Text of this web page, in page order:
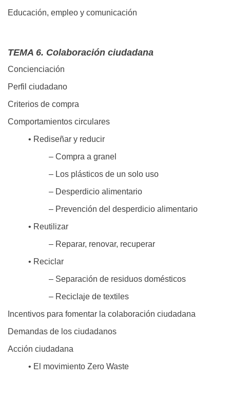
Educación, empleo y comunicación
TEMA 6. Colaboración ciudadana
Concienciación
Perfil ciudadano
Criterios de compra
Comportamientos circulares
• Rediseñar y reducir
– Compra a granel
– Los plásticos de un solo uso
– Desperdicio alimentario
– Prevención del desperdicio alimentario
• Reutilizar
– Reparar, renovar, recuperar
• Reciclar
– Separación de residuos domésticos
– Reciclaje de textiles
Incentivos para fomentar la colaboración ciudadana
Demandas de los ciudadanos
Acción ciudadana
• El movimiento Zero Waste